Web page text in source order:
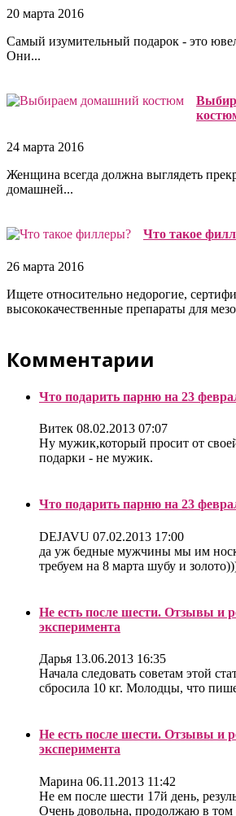
20 марта 2016
Самый изумительный подарок - это
Они...
24 марта 2016
Женщина всегда должна выглядеть
домашней...
Что такое
26 марта 2016
Ищете относительно недорогие,
высококачественные препараты для
Комментарии
Что подарить парню на 23
Витек 08.02.2013 07:07
Ну мужик,который просит от
подарки - не мужик.
Что подарить парню на 23
DEJAVU 07.02.2013 17:00
да уж бедные мужчины мы им
требуем на 8 марта шубу и
Не есть после шести. Отзывы и
эксперимента
Дарья 13.06.2013 16:35
Начала следовать советам этой
сбросила 10 кг. Молодцы, что
Не есть после шести. Отзывы и
эксперимента
Марина 06.11.2013 11:42
Не ем после шести 17й день,
Очень довольна, продолжаю в том